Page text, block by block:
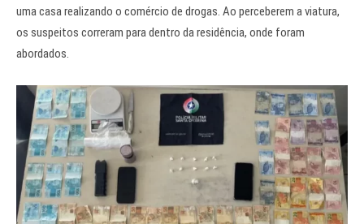
uma casa realizando o comércio de drogas. Ao perceberem a viatura,
os suspeitos correram para dentro da residência, onde foram
abordados.